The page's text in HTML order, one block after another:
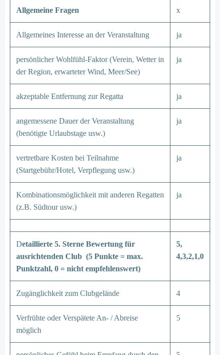
Allgemeine Fragen x
Allgemeines Interesse an der Veranstaltung ja
persönlicher Wohlfühl-Faktor (Verein, Wetter in
der Region, erwarteter Wind, Meer/See)
ja
akzeptable Entfernung zur Regatta ja
angemessene Dauer der Veranstaltung
(benötigte Urlaubstage usw.)
ja
vertretbare Kosten bei Teilnahme
(Startgebühr/Hotel, Verpflegung usw.)
ja
Kombinationsmöglichkeit mit anderen Regatten
(z.B. Südtour usw.)
ja
Detaillierte 5. Sterne Bewertung für
ausrichtenden Club (5 Punkte = max.
Punktzahl, 0 = nicht empfehlenswert)
5,
4,3,2,1,0
Zugänglichkeit zum Clubgelände 4
Verfrühte oder Verspätete An- / Abreise
möglich
5